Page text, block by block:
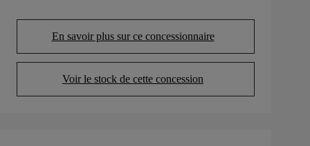
En savoir plus sur ce concessionnaire
(Opens in new tab)
Voir le stock de cette concession
(Opens in new tab)